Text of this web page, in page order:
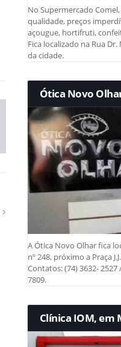
No Supermercado
qualidade, preços
açougue, hortifruti,
Fica localizado na Rua
da cidade.
Ótica Novo
A Ótica Novo Olhar fica
nº 248, próximo a Praça
Contatos: (74) 3632- 2527
7809.
Clínica IOM, em